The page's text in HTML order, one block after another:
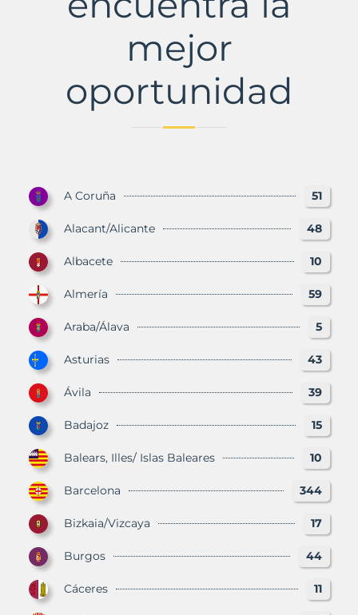
mejor
oportunidad
A Coruña 51
Alacant/Alicante 48
Albacete 10
Almería 59
Araba/Álava 5
Asturias 43
Ávila 39
Badajoz 15
Balears, Illes/ Islas Baleares 10
Barcelona 344
Bizkaia/Vizcaya 17
Burgos 44
Cáceres 11